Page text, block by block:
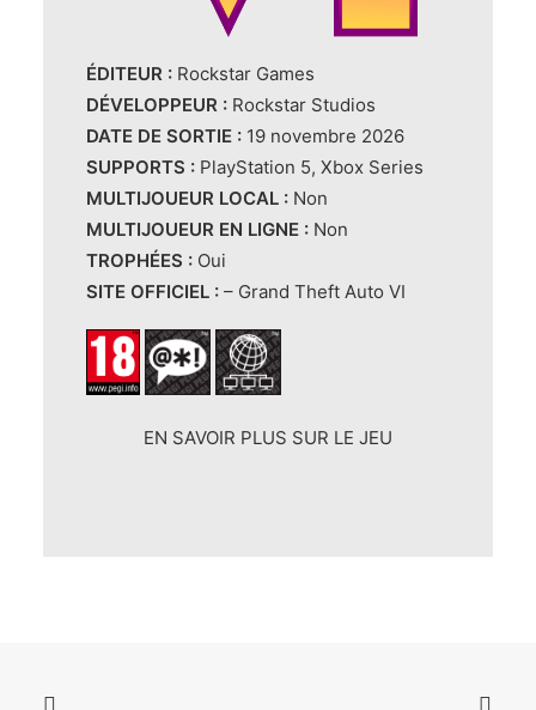
ÉDITEUR : Rockstar Games
DÉVELOPPEUR : Rockstar Studios
DATE DE SORTIE : 19 novembre 2026
SUPPORTS : PlayStation 5, Xbox Series
MULTIJOUEUR LOCAL : Non
MULTIJOUEUR EN LIGNE : Non
TROPHÉES : Oui
SITE OFFICIEL : – Grand Theft Auto VI
EN SAVOIR PLUS SUR LE JEU